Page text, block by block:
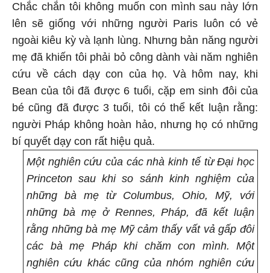
Chắc chắn tôi không muốn con mình sau này lớn
lên sẽ giống với những người Paris luôn có vẻ
ngoài kiêu kỳ và lạnh lùng. Nhưng bản năng người
mẹ đã khiến tôi phải bỏ công dành vài năm nghiên
cứu về cách dạy con của họ. Và hôm nay, khi
Bean của tôi đã được 6 tuổi, cặp em sinh đôi của
bé cũng đã được 3 tuổi, tôi có thể kết luận rằng:
người Pháp không hoàn hảo, nhưng họ có những
bí quyết dạy con rất hiệu quả.
Một nghiên cứu của các nhà kinh tế từ Đại học
Princeton sau khi so sánh kinh nghiệm của
những bà mẹ từ Columbus, Ohio, Mỹ, với
những bà mẹ ở Rennes, Pháp, đã kết luận
rằng những bà mẹ Mỹ cảm thấy vất vả gấp đôi
các bà mẹ Pháp khi chăm con mình. Một
nghiên cứu khác cũng của nhóm nghiên cứu